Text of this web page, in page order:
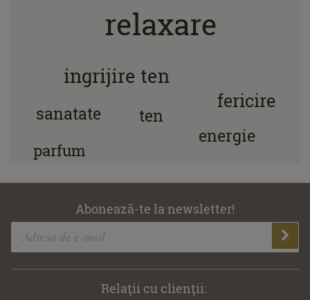
relaxare
ingrijire ten
fericire
sanatate ten
energie
parfum
Abonează-te la newsletter!
Relaţii cu clienţii: